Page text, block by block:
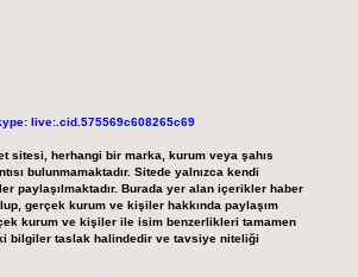
live:.cid.575569c608265c69
sitesi, herhangi bir marka, kurum veya şahıs
bulunmamaktadır. Sitede yalnızca kendi
paylaşılmaktadır. Burada yer alan içerikler haber
gerçek kurum ve kişiler hakkında paylaşım
kurum ve kişiler ile isim benzerlikleri tamamen
bilgiler taslak halindedir ve tavsiye niteliği